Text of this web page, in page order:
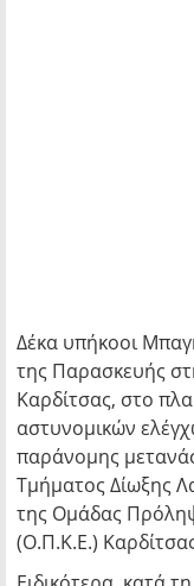
Δέκα υπήκοοι
της Παρασκευής
Καρδίτσας, στο
αστυνομικών
παράνομης
Τμήματος Δίωξης
της Ομάδας
(Ο.Π.Κ.Ε.)